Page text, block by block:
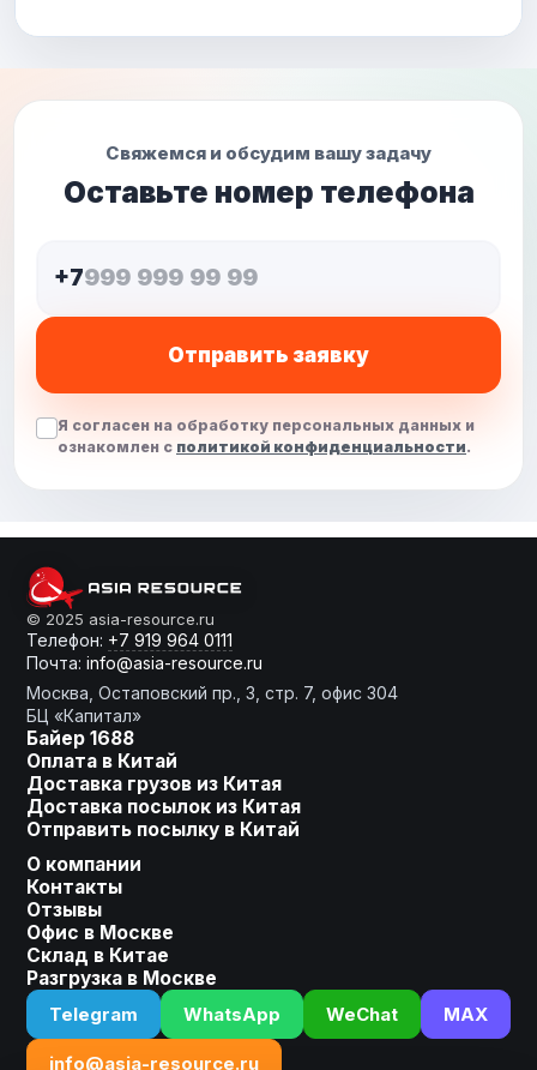
Свяжемся и обсудим вашу задачу
Оставьте номер телефона
+7
Отправить заявку
Я согласен на обработку персональных данных и
ознакомлен с политикой конфиденциальности.
Готовы получить расчет?
От слов к делу
Ваше имя
Номер телефона
Оставьте заявку, мы сделаем
для Вас индивидуальное
предложение!
© 2025 asia-resource.ru
Телефон: +7 919 964 0111
Почта: info@asia-resource.ru
Москва, Остаповский пр., 3, стр. 7, офис 304
БЦ «Капитал»
Байер 1688
Оплата в Китай
Доставка грузов из Китая
Доставка посылок из Китая
Отправить посылку в Китай
О компании
Контакты
Отзывы
Офис в Москве
Склад в Китае
Разгрузка в Москве
Telegram
WhatsApp WeChat MAX
info@asia-resource.ru